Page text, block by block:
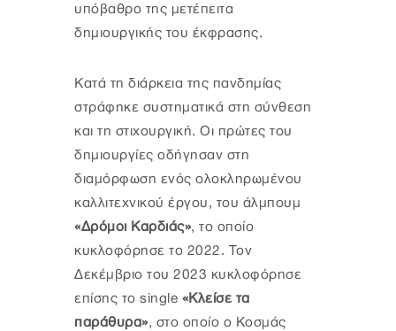
υπόβαθρο της μετέπειτα
δημιουργικής του έκφρασης.
Κατά τη διάρκεια της πανδημίας
στράφηκε συστηματικά στη σύνθεση
και τη στιχουργική. Οι πρώτες του
δημιουργίες οδήγησαν στη
διαμόρφωση ενός ολοκληρωμένου
καλλιτεχνικού έργου, του άλμπουμ
«Δρόμοι Καρδιάς», το οποίο
κυκλοφόρησε το 2022. Τον
Δεκέμβριο του 2023 κυκλοφόρησε
επίσης το single «Κλείσε τα
παράθυρα», στο οποίο ο Κοσμάς